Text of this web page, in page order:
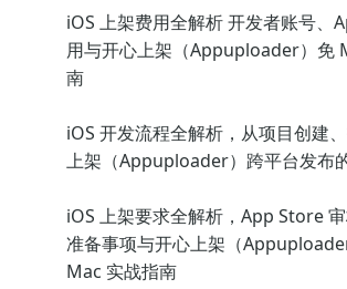
iOS 上架费用全解析 开发者账号、
用与开心上架（Appuploader）免
南
iOS 开发流程全解析，从项目创建
上架（Appuploader）跨平台发布
iOS 上架要求全解析，App Store
准备事项与开心上架（
Mac 实战指南